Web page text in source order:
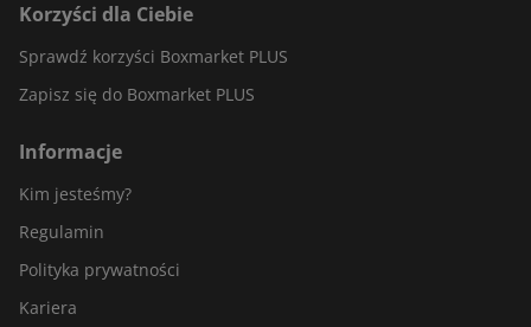
Korzyści dla Ciebie
Sprawdź korzyści Boxmarket PLUS
Zapisz się do Boxmarket PLUS
Informacje
Kim jesteśmy?
Regulamin
Polityka prywatności
Kariera